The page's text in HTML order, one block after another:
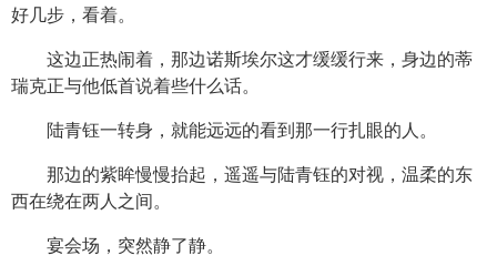
好几步，看着。
这边正热闹着，那边诺斯埃尔这才缓缓行来，身边的蒂
瑞克正与他低首说着些什么话。
陆青钰一转身，就能远远的看到那一行扎眼的人。
那边的紫眸慢慢抬起，遥遥与陆青钰的对视，温柔的东
西在绕在两人之间。
宴会场，突然静了静。